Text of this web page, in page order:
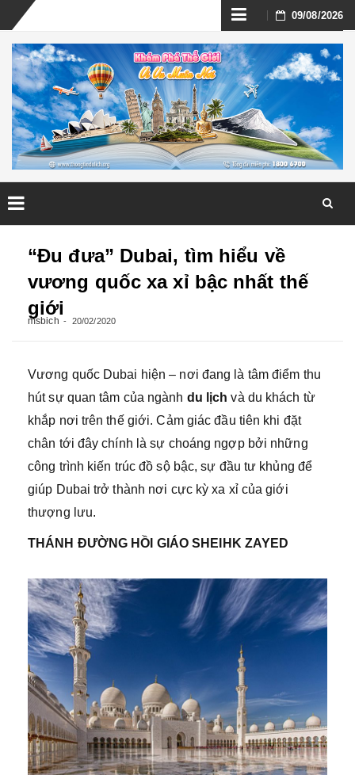
Skip
to
content
09/08/2026
“Đu đưa” Dubai, tìm hiểu về
vương quốc xa xỉ bậc nhất thế
giới
msbich 20/02/2020
Vương quốc Dubai hiện – nơi đang là tâm điểm thu
hút sự quan tâm của ngành du lịch và du khách từ
khắp nơi trên thế giới. Cảm giác đầu tiên khi đặt
chân tới đây chính là sự choáng ngợp bởi những
công trình kiến trúc đồ sộ bậc, sự đầu tư khủng để
giúp Dubai trở thành nơi cực kỳ xa xỉ của giới
thượng lưu.
THÁNH ĐƯỜNG HỒI GIÁO SHEIHK ZAYED